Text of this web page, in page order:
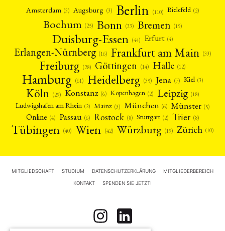
Amsterdam (3) Augsburg (3) Berlin (110) Bielefeld (2)
Bochum (25) Bonn (33) Bremen (19)
Duisburg-Essen (44) Erfurt (4)
Erlangen-Nürnberg (16) Frankfurt am Main (33)
Freiburg (28) Göttingen (14) Halle (12)
Hamburg (61) Heidelberg (35) Jena (7) Kiel (3)
Köln (29) Konstanz (6) Kopenhagen (2) Leipzig (18)
Ludwigshafen am Rhein (2) Mainz (3) München (6) Münster (5)
Online (4) Passau (6) Rostock (8) Stuttgart (2) Trier (8)
Tübingen (40) Wien (42) Würzburg (19) Zürich (10)
MITGLIEDSCHAFT STUDIUM DATENSCHUTZERKLÄRUNG MITGLIEDERBEREICH
KONTAKT SPENDEN SIE JETZT!